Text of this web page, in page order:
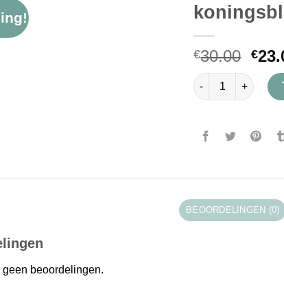
€30.00 €
koningsblauwe
BEOORDELINGEN (0)
geen beoordelingen.